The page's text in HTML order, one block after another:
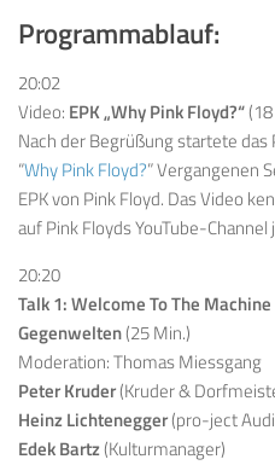
Programmablauf:
20:02
Video: EPK „Why Pink Floyd?“
Nach der Begrüßung startete
“Why Pink Floyd?” Vergangenen
EPK von Pink Floyd. Das Video
auf Pink Floyds YouTube-
20:20
Talk 1: Welcome To The
Gegenwelten(25 Min.)
Moderation: Thomas Miessgang
Peter Kruder(Kruder &
Heinz Lichtenegger(pro-ject
Edek Bartz(Kulturmanager)